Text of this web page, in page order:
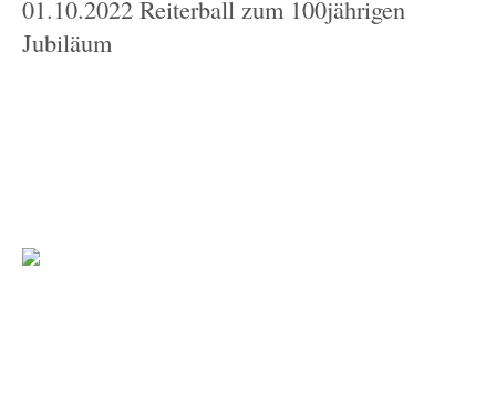
01.10.2022 Reiterball zum 100jährigen
Jubiläum